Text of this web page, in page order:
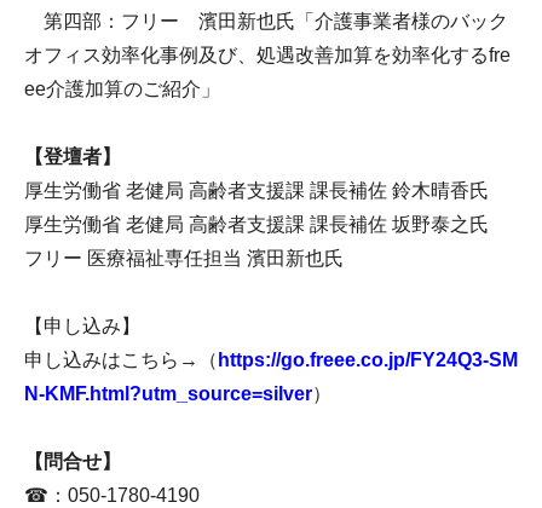
第四部：フリー 濱田新也氏「介護事業者様のバック
オフィス効率化事例及び、処遇改善加算を効率化するfre
ee介護加算のご紹介」
【登壇者】
厚生労働省 老健局 高齢者支援課 課長補佐 鈴木晴香氏
厚生労働省 老健局 高齢者支援課 課長補佐 坂野泰之氏
フリー 医療福祉専任担当 濱田新也氏
【申し込み】
申し込みはこちら→（ https://go.freee.co.jp/FY24Q3-SM
N-KMF.html?utm_source=silver）
【問合せ】
☎：050-1780-4190